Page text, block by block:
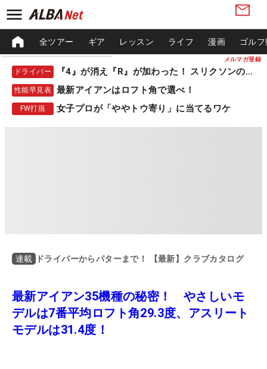
メルマガ登録
全ツアー ギア レッスン ライフ 漫画 ゴル
ドライバー 『4』が消え『R』が加わった！ スリクソンの新作
性能早見表 最新アイアンはロフト角で選べ！
FW打痕 女子プロが「ややトウ寄り」に当てるワケ
連載 ドライバーからパターまで！ 【最新】クラブカタログ
最新アイアン35機種の秘密！ やさしいモ
デルは7番平均ロフト角29.3度、アスリート
モデルは31.4度！